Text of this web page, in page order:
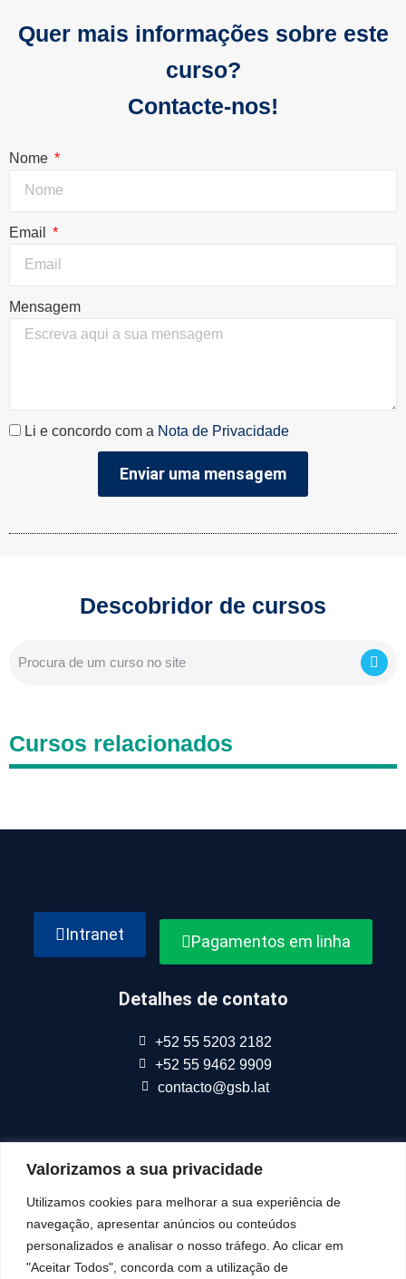
Valorizamos a sua privacidade
Utilizamos cookies para melhorar a sua experiência de
navegação, apresentar anúncios ou conteúdos
personalizados e analisar o nosso tráfego. Ao clicar em
"Aceitar Todos", concorda com a utilização de
Quer mais informações sobre este
curso?
Contacte-nos!
Nome
Email
Mensagem
Li e concordo com a Nota de Privacidade
Enviar uma mensagem
Descobridor de cursos
Cursos relacionados
Intranet Pagamentos em linha
Detalhes de contato
+52 55 5203 2182
+52 55 9462 9909
contacto@gsb.lat
Fazemos parte daConnect Americas
Siga-Nos Em